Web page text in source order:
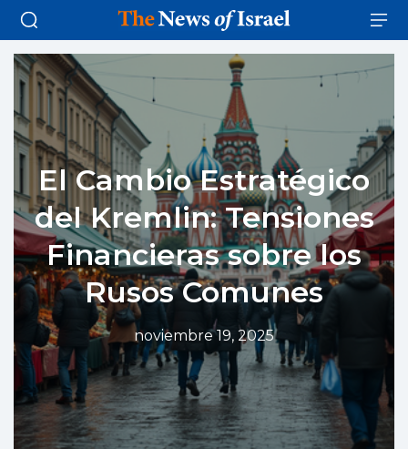
El Cambio Estratégico
del Kremlin: Tensiones
Financieras sobre los
Rusos Comunes
noviembre 19, 2025